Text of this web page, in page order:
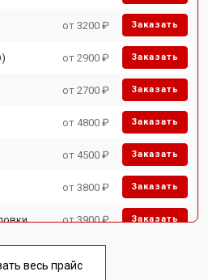
от 3200 ₽ Заказать
от 2900 ₽ Заказать
от 2700 ₽ Заказать
от 4800 ₽ Заказать
от 4500 ₽ Заказать
от 3800 ₽ Заказать
от 3900 ₽ Заказать
весь прайс